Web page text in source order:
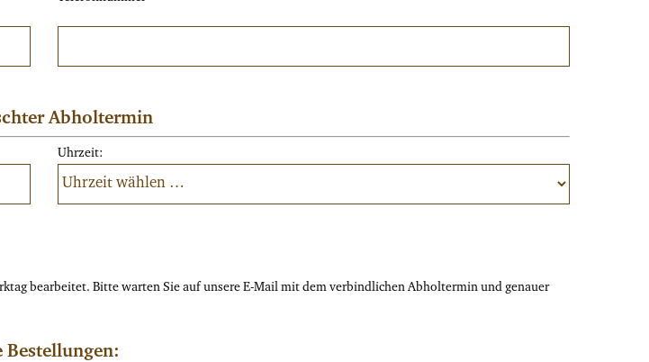
Abholtermin
Uhrzeit:
bearbeitet. Bitte warten Sie auf unsere E-Mail mit dem verbindlichen Abholtermin und genauer
Bestellungen: